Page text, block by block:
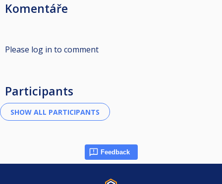
Komentáře
Please log in to comment
Participants
Feedback